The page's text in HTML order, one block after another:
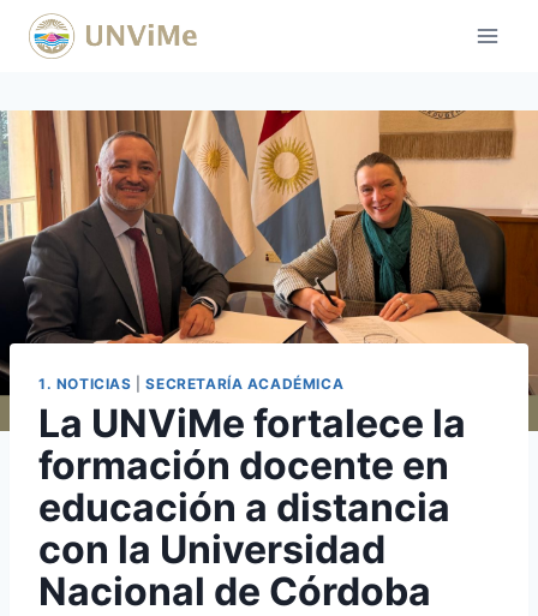
Saltar
1. NOTICIAS |SECRETARÍA ACADÉMICA
La UNViMe fortalece la
formación docente en
educación a distancia
con la Universidad
Nacional de Córdoba